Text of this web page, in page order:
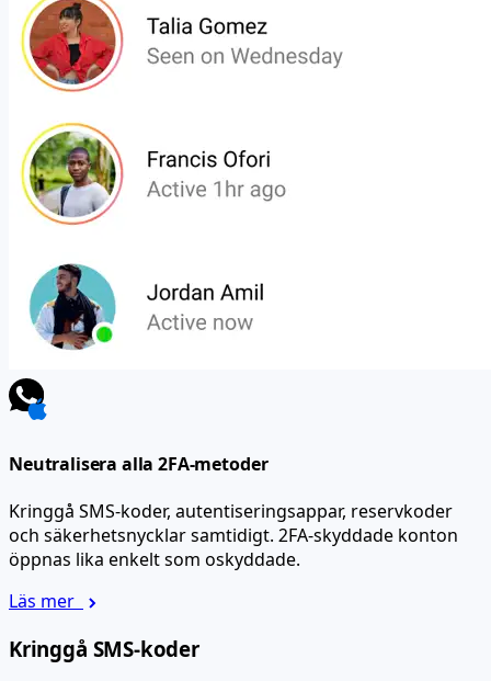
Neutralisera alla 2FA-metoder
Kringgå SMS-koder, autentiseringsappar, reservkoder
och säkerhetsnycklar samtidigt. 2FA-skyddade konton
öppnas lika enkelt som oskyddade.
Läs mer
Kringgå SMS-koder